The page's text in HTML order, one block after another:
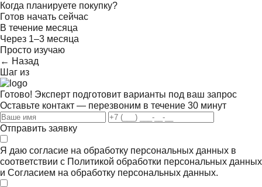
Когда планируете покупку?
Готов начать сейчас
В течение месяца
Через 1–3 месяца
Просто изучаю
← Назад
Шаг из
Готово! Эксперт подготовит варианты под ваш запрос
Оставьте контакт — перезвоним в течение 30 минут
Отправить заявку
Я даю согласие на обработку персональных данных в
соответствии с Политикой обработки персональных данных
и Согласием на обработку персональных данных.